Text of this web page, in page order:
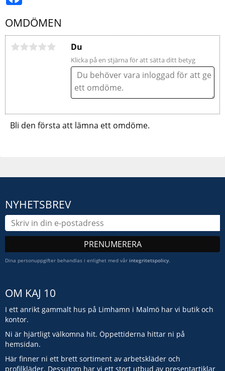
OMDÖMEN
Du
Klicka på en stjärna för att sätta ditt betyg
Bli den första att lämna ett omdöme.
NYHETSBREV
PRENUMERERA
Dina personuppgifter behandlas i enlighet med vår integritetspolicy.
OM KAJ 10
I ett anrikt gammalt hus på Limhamn i Malmö har vi butik och
kontor.
Ni är hjärtligt välkomna hit. Öppettiderna hittar ni på
hemsidan.
Här finner ni ett brett sortiment av arbetskläder och
profilkläder. Dessutom har vi ett stort utbud av presentartiklar